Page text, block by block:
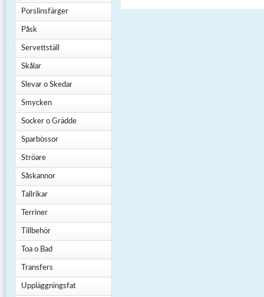
Porslinsfärger
Påsk
Servettställ
Skålar
Slevar o Skedar
Smycken
Socker o Grädde
Sparbössor
Ströare
Såskannor
Tallrikar
Terriner
Tillbehör
Toa o Bad
Transfers
Uppläggningsfat